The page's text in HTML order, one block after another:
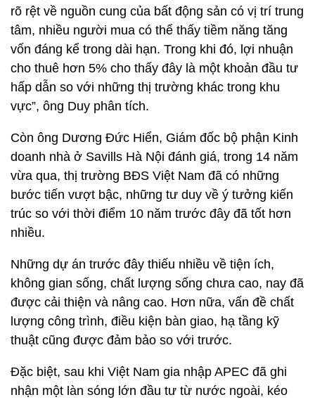
rõ rệt về nguồn cung của bất động sản có vị trí trung
tâm, nhiều người mua có thể thấy tiềm năng tăng
vốn đáng kể trong dài hạn. Trong khi đó, lợi nhuận
cho thuê hơn 5% cho thấy đây là một khoản đầu tư
hấp dẫn so với những thị trường khác trong khu
vực”, ông Duy phân tích.
Còn ông Dương Đức Hiển, Giám đốc bộ phận Kinh
doanh nhà ở Savills Hà Nội đánh giá, trong 14 năm
vừa qua, thị trường BĐS Việt Nam đã có những
bước tiến vượt bậc, những tư duy về ý tưởng kiến
trúc so với thời điểm 10 năm trước đây đã tốt hơn
nhiều.
Những dự án trước đây thiếu nhiều về tiện ích,
không gian sống, chất lượng sống chưa cao, nay đã
được cải thiện và nâng cao. Hơn nữa, vấn đề chất
lượng công trình, điều kiện bàn giao, hạ tầng kỹ
thuật cũng được đảm bảo so với trước.
Đặc biệt, sau khi Việt Nam gia nhập APEC đã ghi
nhận một làn sóng lớn đầu tư từ nước ngoài, kéo